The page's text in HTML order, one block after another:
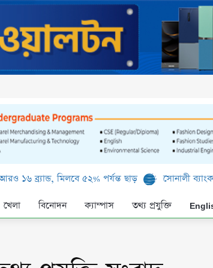
মিলবে ৫২% পর্যন্ত ছাড় সোনালী ব্যাংক লিমিটেড-এর
খেলা বিনোদন ক্যাম্পাস তথ্য প্রযুক্তি